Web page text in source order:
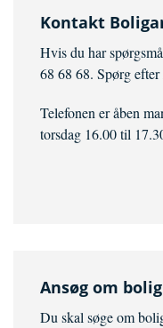
Kontakt
Hvis du har
68 68 68. Spørg efter
Telefonen er åben
torsdag 16.00 til
Ansøg om bolig
Du skal søge om